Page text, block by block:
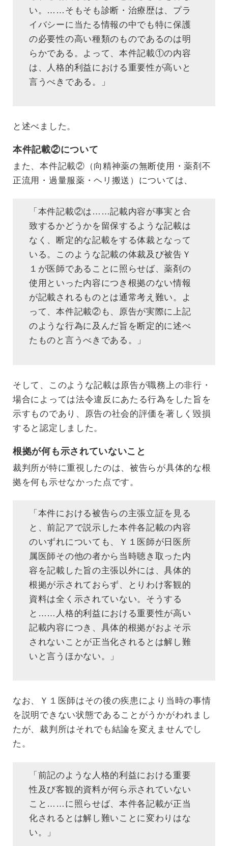
い。……そもそも診断・治療歴は、プラ
イバシーに当たる情報の中でも特に保護
の必要性の高い種類のものであるのは明
らかである。よって、本件記載①の内容
は、人格的利益における重要性が高いと
言うべきである。」
と述べました。
本件記載②について
また、本件記載②（向精神薬の無断使用・薬剤不
正流用・過量服薬・ヘリ搬送）については、
「本件記載②は……記載内容が事実と合
致するかどうかを留保するような記載は
なく、断定的な記載をする体裁となって
いる。このような記載の体裁及び被告Ｙ
１が医師であることに照らせば、薬剤の
使用といった内容につき根拠のない情報
が記載されるものとは通常考え難い。よ
って、本件記載②も、原告が実際に上記
のような行為に及んだ旨を断定的に述べ
たものと言うべきである。」
そして、このような記載は原告が職務上の非行・
場合によっては法令違反にあたる行為をした旨を
示すものであり、原告の社会的評価を著しく毀損
すると認定しました。
根拠が何も示されていないこと
裁判所が特に重視したのは、被告らが具体的な根
拠を何も示せなかった点です。
「本件における被告らの主張立証を見る
と、前記アで説示した本件各記載の内容
のいずれについても、Ｙ１医師が日医所
属医師その他の者から当時聴き取った内
容を記載した旨の主張以外には、具体的
根拠が示されておらず、とりわけ客観的
資料は全く示されていない。そうする
と……人格的利益における重要性が高い
記載内容につき、具体的根拠がおよそ示
されないことが正当化されるとは解し難
いと言うほかない。」
なお、Ｙ１医師はその後の疾患により当時の事情
を説明できない状態であることがうかがわれまし
たが、裁判所はそれでも結論を変えませんでし
た。
「前記のような人格的利益における重要
性及び客観的資料が何ら示されていない
こと……に照らせば、本件各記載が正当
化されるとは解し難いことに変わりはな
い。」